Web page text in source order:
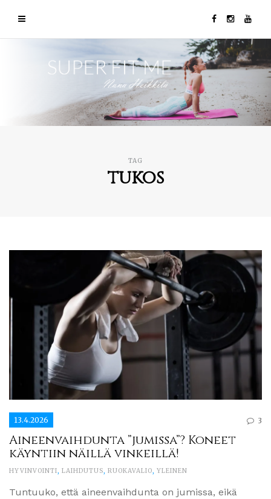
TAG
tukos
13.4.2026 3
Aineenvaihdunta ”jumissa”? Koneet
käyntiin näillä vinkeillä!
HYVINVOINTI, LAIHDUTUS, RUOKAVALIO, YLEINEN
Tuntuuko, että aineenvaihdunta on jumissa, eikä